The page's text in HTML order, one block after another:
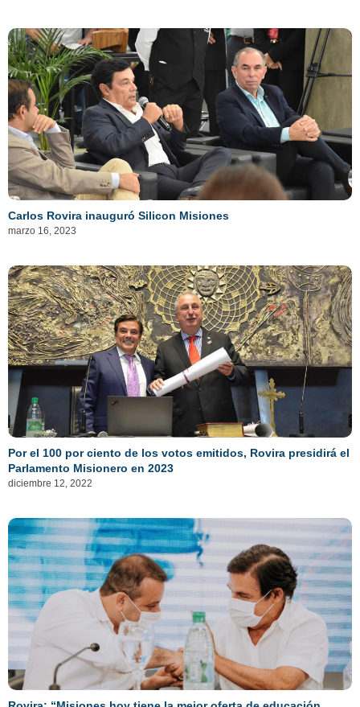
Carlos Rovira inauguró Silicon Misiones
marzo 16, 2023
Por el 100 por ciento de los votos emitidos, Rovira presidirá el
Parlamento Misionero en 2023
diciembre 12, 2022